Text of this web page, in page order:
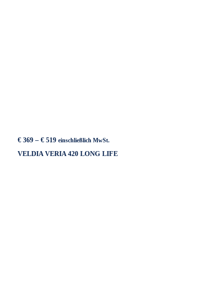
€ 369 – € 519Preisspanne:
bis
einschließlich MwSt.
VELDIA VERIA 420 LONG LIFE